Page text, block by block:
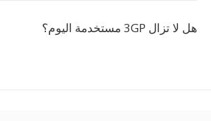
هل لا تزال 3GP مستخدمة اليوم؟